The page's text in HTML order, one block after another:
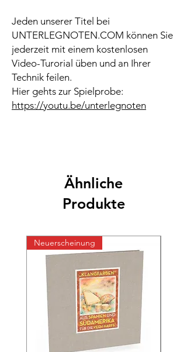
Jeden unserer Titel bei
UNTERLEGNOTEN.COM können Sie
jederzeit mit einem kostenlosen
Video-Turorial üben und an Ihrer
Technik feilen.
Hier gehts zur Spielprobe:
https://youtu.be/unterlegnoten
Ähnliche
Produkte
Neuerscheinung